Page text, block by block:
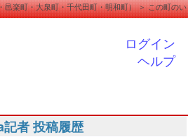
邑楽町・大泉町・千代田町・明和町） ＞ この町のい
ログイン
ヘルプ
者 投稿履歴